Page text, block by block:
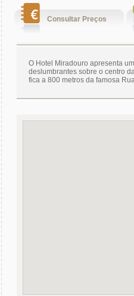
Consultar Preços
O Hotel Miradouro apresenta
deslumbrantes sobre o centro
fica a 800 metros da famosa